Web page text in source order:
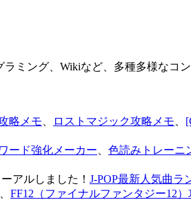
ミング、Wikiなど、多種多様なコ
略メモ ロストマジック攻略メモ
ード強化メーカー 色読みトレーニ
アルしました！ J-POP最新人気曲ラ
FF12（ファイナルファンタジー12）